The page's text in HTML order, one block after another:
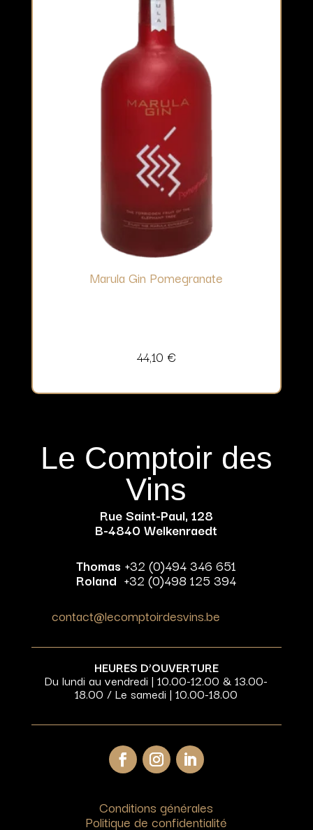
Marula Gin Pomegranate
44,10 €
Le Comptoir des
Vins
Rue Saint-Paul, 128
B-4840 Welkenraedt
Thomas +32 (0)494 346 651
Roland +32 (0)498 125 394
contact@lecomptoirdesvins.be
HEURES D’OUVERTURE
Du lundi au vendredi | 10.00-12.00 & 13.00-
18.00 / Le samedi | 10.00-18.00
Conditions générales
Politique de confidentialité